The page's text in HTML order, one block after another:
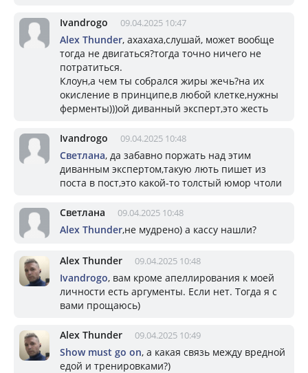
Ivandrogo 09.04.2025 10:47
Alex Thunder, ахахаха,слушай, может вообще
тогда не двигаться?тогда точно ничего не
потратиться.
Клоун,а чем ты собрался жиры жечь?на их
окисление в принципе,в любой клетке,нужны
ферменты)))ой диванный эксперт,это жесть
Ivandrogo 09.04.2025 10:48
Светлана, да забавно поржать над этим
диванным экспертом,такую лють пишет из
поста в пост,это какой-то толстый юмор чтоли
Светлана 09.04.2025 10:48
Alex Thunder,не мудрено) а кассу нашли?
Alex Thunder 09.04.2025 10:48
Ivandrogo, вам кроме апеллирования к моей
личности есть аргументы. Если нет. Тогда я с
вами прощаюсь)
Alex Thunder 09.04.2025 10:49
Show must go on, а какая связь между вредной
едой и тренировками?)